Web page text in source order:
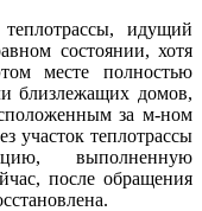
идущий
состоянии, хотя
месте полностью
близлежащих домов,
за м-ном
участок теплотрассы
выполненную
после обращения